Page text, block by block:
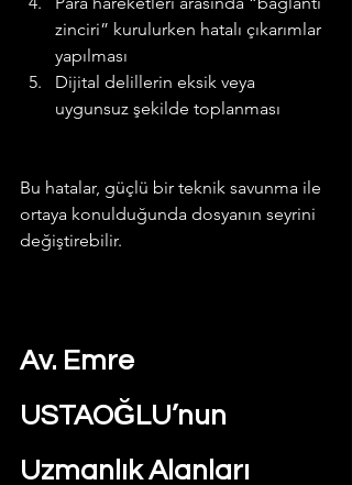
zinciri” kurulurken hatalı çıkarımlar
yapılması
Dijital delillerin eksik veya
uygunsuz şekilde toplanması
Bu hatalar, güçlü bir teknik savunma ile
ortaya konulduğunda dosyanın seyrini
değiştirebilir.
Av. Emre
USTAOĞLU’nun
Uzmanlık Alanları